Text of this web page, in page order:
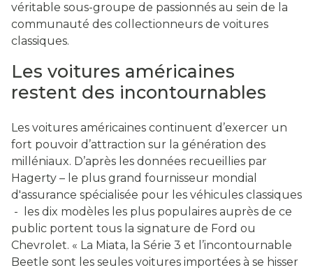
véritable sous-groupe de passionnés au sein de la
communauté des collectionneurs de voitures
classiques.
Les voitures américaines
restent des incontournables
Les voitures américaines continuent d’exercer un
fort pouvoir d’attraction sur la génération des
milléniaux. D’après les données recueillies par
Hagerty – le plus grand fournisseur mondial
d'assurance spécialisée pour les véhicules classiques
- les dix modèles les plus populaires auprès de ce
public portent tous la signature de Ford ou
Chevrolet. « La Miata, la Série 3 et l’incontournable
Beetle sont les seules voitures importées à se hisser